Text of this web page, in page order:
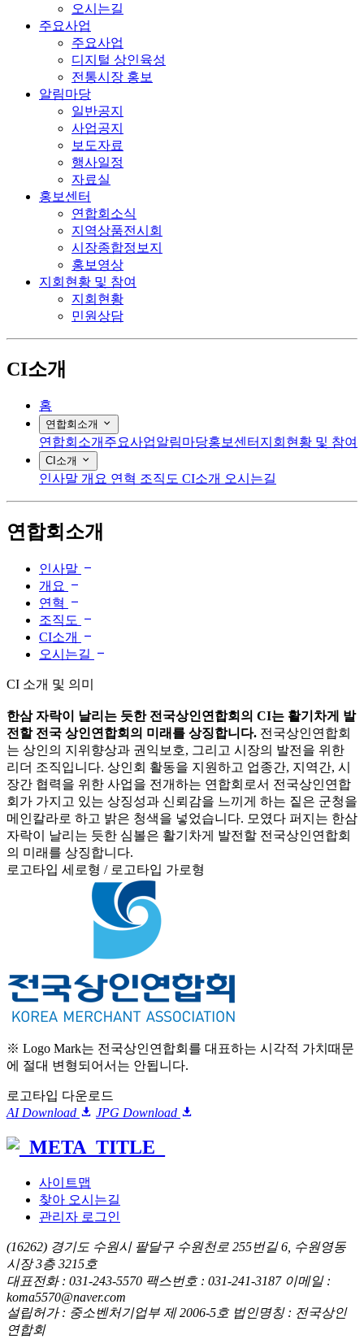
오시는길
주요사업
주요사업
디지털 상인육성
전통시장 홍보
알림마당
일반공지
사업공지
보도자료
행사일정
자료실
홍보센터
연합회소식
지역상품전시회
시장종합정보지
홍보영상
지회현황 및 참여
지회현황
민원상담
CI소개
홈
연합회소개
연합회소개 주요사업알림마당홍보센터 지회현황 및 참여
CI소개
인사말 개요 연혁 조직도 CI소개 오시는길
연합회소개
인사말
개요
연혁
조직도
CI소개
오시는길
CI 소개 및 의미
한삼 자락이 날리는 듯한 전국상인연합회의 CI는 활기차게 발
전할 전국 상인연합회의 미래를 상징합니다. 전국상인연합회
는 상인의 지위향상과 권익보호, 그리고 시장의 발전을 위한
리더 조직입니다. 상인회 활동을 지원하고 업종간, 지역간, 시
장간 협력을 위한 사업을 전개하는 연합회로서 전국상인연합
회가 가지고 있는 상징성과 신뢰감을 느끼게 하는 짙은 군청을
메인칼라로 하고 밝은 청색을 넣었습니다. 모였다 퍼지는 한삼
자락이 날리는 듯한 심볼은 활기차게 발전할 전국상인연합회
의 미래를 상징합니다.
로고타입 세로형 / 로고타입 가로형
※ Logo Mark는 전국상인연합회를 대표하는 시각적 가치때문
에 절대 변형되어서는 안됩니다.
로고타입 다운로드
AI Download
JPG Download
사이트맵
찾아 오시는길
관리자 로그인
(16262) 경기도 수원시 팔달구 수원천로 255번길 6, 수원영동
시장 3층 3215호
대표전화 : 031-243-5570 팩스번호 : 031-241-3187 이메일 :
koma5570@naver.com
설립허가 : 중소벤처기업부 제 2006-5호 법인명칭 : 전국상인
연합회